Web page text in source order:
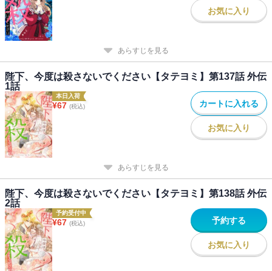
お気に入り
あらすじを見る
陛下、今度は殺さないでください【タテヨミ】第137話 外伝
1話
本日入荷
¥67 (税込) カートに入れる
お気に入り
あらすじを見る
陛下、今度は殺さないでください【タテヨミ】第138話 外伝
2話
予約受付中
¥67 (税込) 予約する
お気に入り